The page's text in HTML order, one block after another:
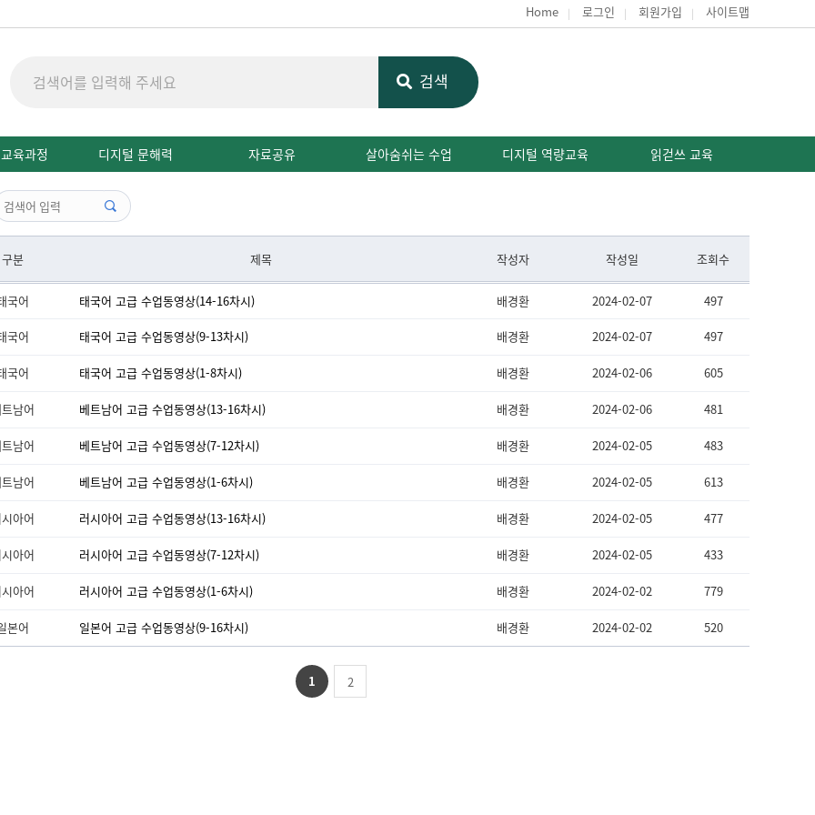
Home 로그인 회원가입 사이트맵
검색
육과정 디지털 문해력 자료공유 살아숨쉬는 수업 디지털 역량교육 읽걷쓰 교육
구분 제목 작성자 작성일 조회수
국어 태국어 고급 수업동영상(14-16차시) 배경환 2024-02-07 497
국어 태국어 고급 수업동영상(9-13차시) 배경환 2024-02-07 497
국어 태국어 고급 수업동영상(1-8차시) 배경환 2024-02-06 605
남어 베트남어 고급 수업동영상(13-16차시) 배경환 2024-02-06 481
남어 베트남어 고급 수업동영상(7-12차시) 배경환 2024-02-05 483
남어 베트남어 고급 수업동영상(1-6차시) 배경환 2024-02-05 613
아어 러시아어 고급 수업동영상(13-16차시) 배경환 2024-02-05 477
아어 러시아어 고급 수업동영상(7-12차시) 배경환 2024-02-05 433
아어 러시아어 고급 수업동영상(1-6차시) 배경환 2024-02-02 779
본어 일본어 고급 수업동영상(9-16차시) 배경환 2024-02-02 520
1 2